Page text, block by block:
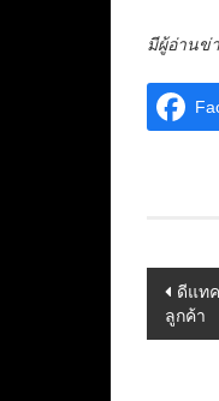
มีผู้อ่านข่
Post
ดีแท
ลูกค้า